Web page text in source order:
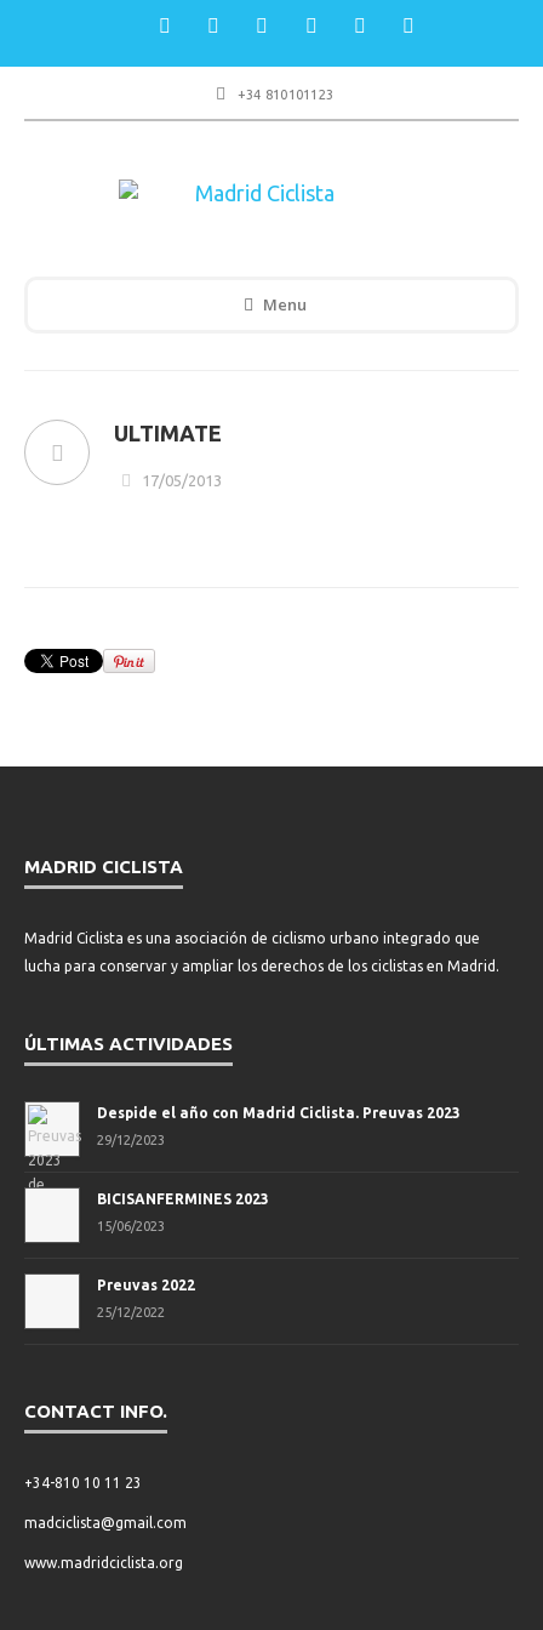
+34 810101123
Menu
ULTIMATE
17/05/2013
MADRID CICLISTA
Madrid Ciclista es una asociación de ciclismo urbano integrado que
lucha para conservar y ampliar los derechos de los ciclistas en Madrid.
ÚLTIMAS ACTIVIDADES
Despide el año con Madrid Ciclista. Preuvas 2023
29/12/2023
BICISANFERMINES 2023
15/06/2023
Preuvas 2022
25/12/2022
CONTACT INFO.
+34-810 10 11 23
madciclista@gmail.com
www.madridciclista.org